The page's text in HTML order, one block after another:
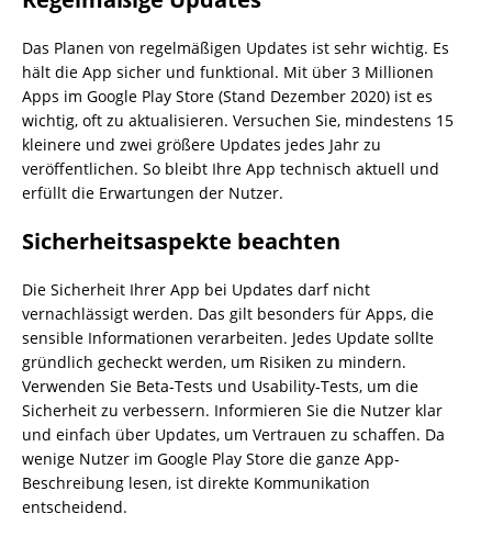
Das Planen von regelmäßigen Updates ist sehr wichtig. Es
hält die App sicher und funktional. Mit über 3 Millionen
Apps im Google Play Store (Stand Dezember 2020) ist es
wichtig, oft zu aktualisieren. Versuchen Sie, mindestens 15
kleinere und zwei größere Updates jedes Jahr zu
veröffentlichen. So bleibt Ihre App technisch aktuell und
erfüllt die Erwartungen der Nutzer.
Sicherheitsaspekte beachten
Die Sicherheit Ihrer App bei Updates darf nicht
vernachlässigt werden. Das gilt besonders für Apps, die
sensible Informationen verarbeiten. Jedes Update sollte
gründlich gecheckt werden, um Risiken zu mindern.
Verwenden Sie Beta-Tests und Usability-Tests, um die
Sicherheit zu verbessern. Informieren Sie die Nutzer klar
und einfach über Updates, um Vertrauen zu schaffen. Da
wenige Nutzer im Google Play Store die ganze App-
Beschreibung lesen, ist direkte Kommunikation
entscheidend.